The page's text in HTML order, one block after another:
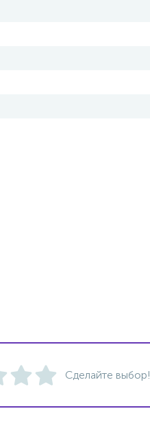
Сделайте выбор!